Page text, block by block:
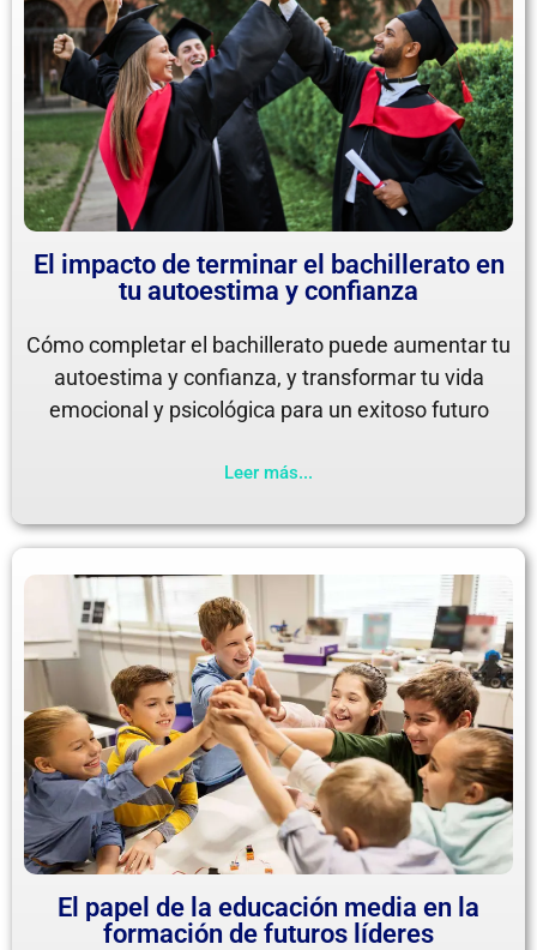
El impacto de terminar el bachillerato en
tu autoestima y confianza
Cómo completar el bachillerato puede aumentar tu
autoestima y confianza, y transformar tu vida
emocional y psicológica para un exitoso futuro
Leer más...
El papel de la educación media en la
formación de futuros líderes